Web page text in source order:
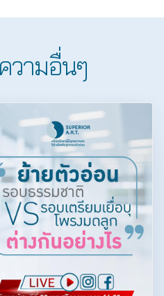
วามอื่นๆ